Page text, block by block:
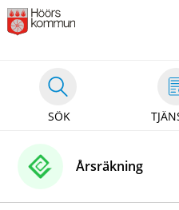
Välkommen
till
kommun
SÖK
Årsräkning